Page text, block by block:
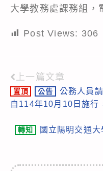
大學教務處課務組，
Post Views: 306
Read
more
上一篇文章
置頂 公告
公務人員
自114年10月10日施行
轉知
國立陽明交通